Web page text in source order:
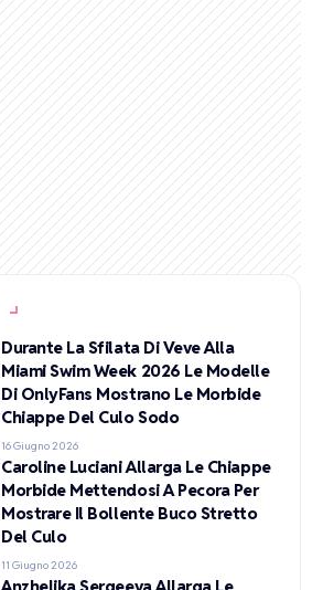
Durante La Sfilata Di Veve Alla
Miami Swim Week 2026 Le Modelle
Di OnlyFans Mostrano Le Morbide
Chiappe Del Culo Sodo
16 Giugno 2026
Caroline Luciani Allarga Le Chiappe
Morbide Mettendosi A Pecora Per
Mostrare Il Bollente Buco Stretto
Del Culo
11 Giugno 2026
Anzhelika Sergeeva Allarga Le